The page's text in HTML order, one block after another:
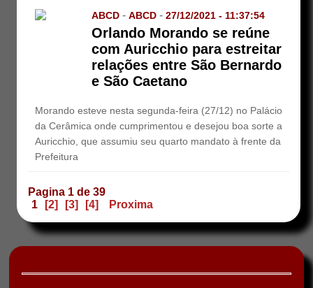
ABCD -ABCD -27/12/2021 - 11:37:54
Orlando Morando se reúne
com Auricchio para estreitar
relações entre São Bernardo
e São Caetano
Morando esteve nesta segunda-feira (27/12) no Palácio
da Cerâmica onde cumprimentou e desejou boa sorte a
Auricchio, que assumiu seu quarto mandato à frente da
Prefeitura
Pagina 1 de 39
1
[2] [3] [4] Proxima